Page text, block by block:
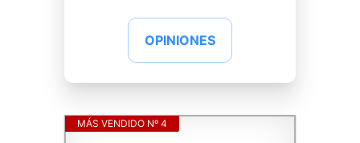
OPINIONES
MÁS VENDIDO Nº 4